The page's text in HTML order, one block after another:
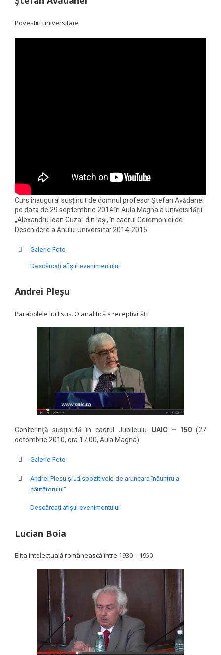
Povestiri universitare
Curs inaugural susținut de domnul profesor Ștefan Avădanei
pe data de 29 septembrie 2014 în Aula Magna a Universității
„Alexandru Ioan Cuza” din Iași, în cadrul Ceremoniei de
Deschidere a Anului Universitar 2014-2015
Galerie Foto
Descărcați afișul evenimentului
Andrei Pleșu
Parabolele lui Iisus. O analitică a receptivității
Conferinţă susţinută în cadrul Jubileului UAIC – 150 (27
octombrie 2010, ora 17.00, Aula Magna)
Galerie Foto
Andrei Pleșu şi „dispozitivele de aruncare înăuntru a
căutătorului”
Descărcați afișul evenimentului
Lucian Boia
Elita intelectuală românească între 1930 – 1950